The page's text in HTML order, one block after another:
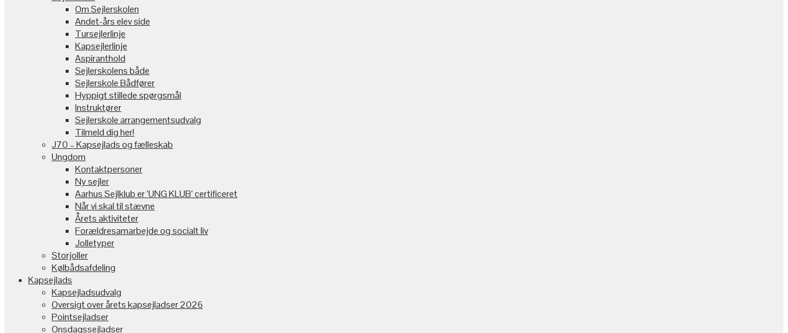
Om Sejlerskolen
Andet-års elev side
Tursejlerlinje
Kapsejlerlinje
Aspiranthold
Sejlerskolens både
Sejlerskole Bådfører
Hyppigt stillede spørgsmål
Instruktører
Sejlerskole arrangementsudvalg
Tilmeld dig her!
J70 – Kapsejlads og fælleskab
Ungdom
Kontaktpersoner
Ny sejler
Aarhus Sejlklub er ‘UNG KLUB’ certificeret
Når vi skal til stævne
Årets aktiviteter
Forældresamarbejde og socialt liv
Jolletyper
Storjoller
Kølbådsafdeling
Kapsejlads
Kapsejladsudvalg
Oversigt over årets kapsejladser 2026
Pointsejladser
Onsdagssejladser